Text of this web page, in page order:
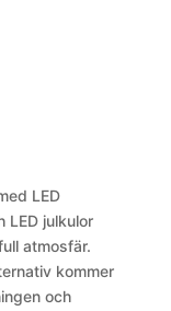
LED
LED julkulor
atmosfär.
kommer
och